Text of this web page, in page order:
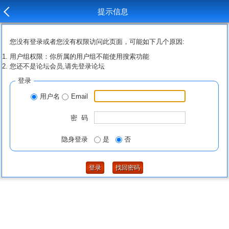
提示信息
您没有登录或者您没有权限访问此页面，可能如下几个原因:
用户组权限：你所属的用户组不能使用搜索功能
您还不是论坛会员,请先登录论坛
登录
用户名 Email
密 码
隐身登录 是 否